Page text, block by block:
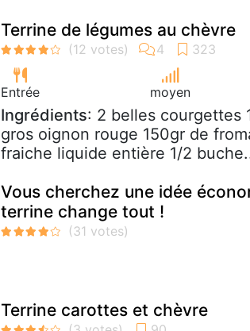
Terrine de légumes au chèvre
Entrée moyen
Ingrédients: 2 belles courgettes
gros oignon rouge 150gr de
fraiche liquide entière 1/2
Vous cherchez une idée
terrine change tout !
Terrine carottes et chèvre